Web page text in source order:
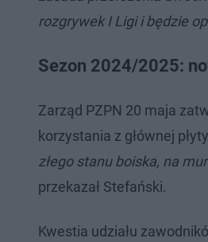
rozgrywek I Ligi i będzie
Sezon 2024/2025:
Zarząd PZPN 20 maja
korzystania z głównej
złego stanu boiska, na
przekazał Stefański.
Kwestia udziału